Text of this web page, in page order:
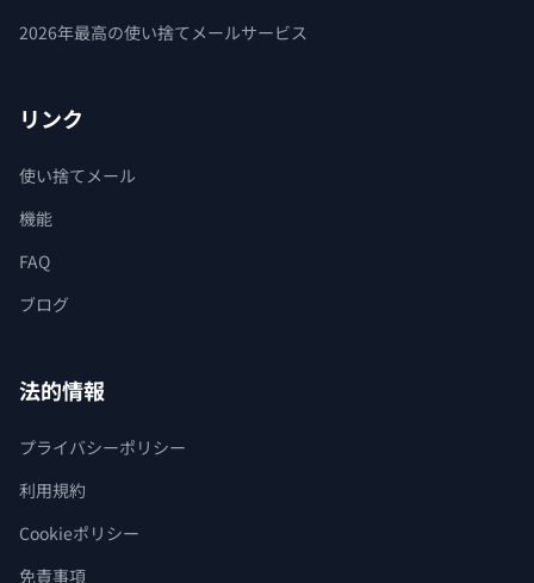
2026年最高の使い捨てメールサービス
リンク
使い捨てメール
機能
FAQ
ブログ
法的情報
プライバシーポリシー
利用規約
Cookieポリシー
免責事項